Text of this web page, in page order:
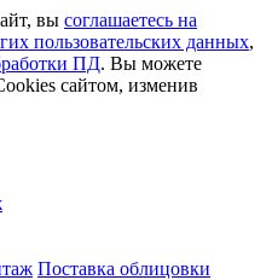
вы соглашаетесь на
пользовательских данных,
ПД. Вы можете
сайтом, изменив
Поставка облицовки